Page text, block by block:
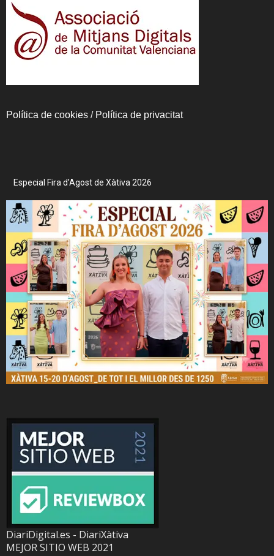
Política de cookies / Política de privacitat
Especial Fira d’Agost de Xàtiva 2026
DiariDigital.es - DiariXàtiva
MEJOR SITIO WEB 2021